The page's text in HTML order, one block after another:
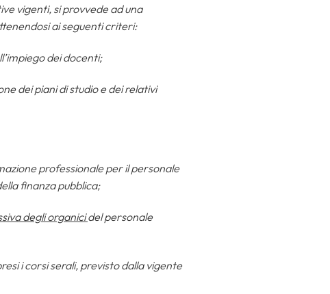
vigenti, si provvede ad una
ai seguenti criteri:
dei docenti;
dei piani di studio e dei relativi
professionale per il personale
finanza pubblica;
degli organicidel personale
i corsi serali, previsto dalla vigente